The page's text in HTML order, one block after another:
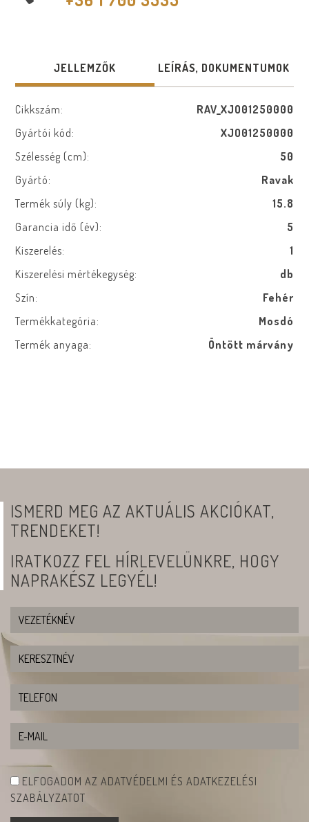
JELLEMZŐK LEÍRÁS, DOKUMENTUMOK
Cikkszám:
RAV_XJO01250000
Gyártói kód:
XJO01250000
Szélesség (cm):
50
Gyártó:
Ravak
Termék súly (kg):
15.8
Garancia idő (év):
5
Kiszerelés:
1
Kiszerelési mértékegység:
db
Szín:
Fehér
Termékkategória:
Mosdó
Termék anyaga:
Öntött márvány
ISMERD MEG AZ AKTUÁLIS AKCIÓKAT,
TRENDEKET!
IRATKOZZ FEL HÍRLEVELÜNKRE, HOGY
NAPRAKÉSZ LEGYÉL!
ELFOGADOM AZ ADATVÉDELMI ÉS ADATKEZELÉSI
SZABÁLYZATOT